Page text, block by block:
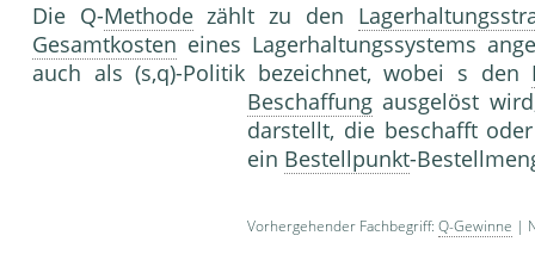
Die Q-Methodezählt zu den
Gesamtkosten eines Lagerhaltungssystems
auch als (s,q)-Politik bezeichnet, wobei s den
Beschaffung ausgelöst
darstellt, die beschafft
ein Bestellpunkt-
Vorhergehender Fachbegriff: Q-Gewinne |